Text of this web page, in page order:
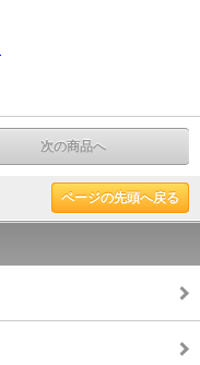
次の商品へ
ページの先頭へ戻る